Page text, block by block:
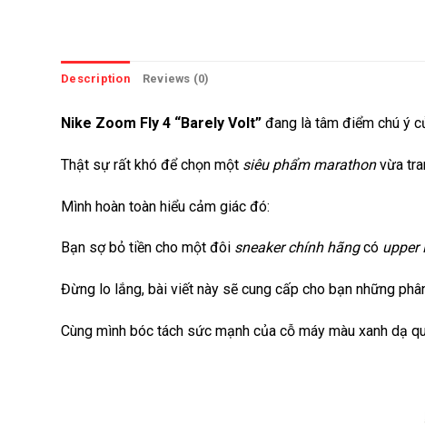
Description Reviews (0)
Nike Zoom Fly 4 “Barely Volt” đang là tâm điểm chú ý
Thật sự rất khó để chọn một siêu phẩm marathonvừa
Mình hoàn toàn hiểu cảm giác đó:
Bạn sợ bỏ tiền cho một đôi sneaker chính hãngcó upper
Đừng lo lắng, bài viết này sẽ cung cấp cho bạn những
Cùng mình bóc tách sức mạnh của cỗ máy màu xanh dạ